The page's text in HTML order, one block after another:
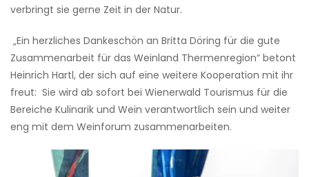
verbringt sie gerne Zeit in der Natur.
„Ein herzliches Dankeschön an Britta Döring für die gute
Zusammenarbeit für das Weinland Thermenregion“ betont
Heinrich Hartl, der sich auf eine weitere Kooperation mit ihr
freut: Sie wird ab sofort bei Wienerwald Tourismus für die
Bereiche Kulinarik und Wein verantwortlich sein und weiter
eng mit dem Weinforum zusammenarbeiten.